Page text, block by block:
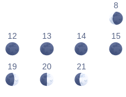
8
12 13 14 15
19 20 21